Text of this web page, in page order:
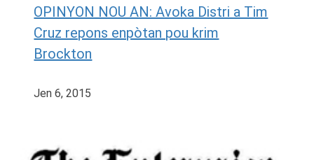
OPINYON NOU AN: Avoka Distri a Tim
Cruz repons enpòtan pou krim
Brockton
Jen 6, 2015